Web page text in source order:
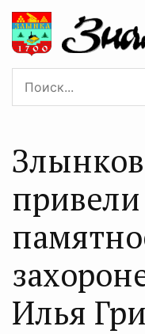
Илья